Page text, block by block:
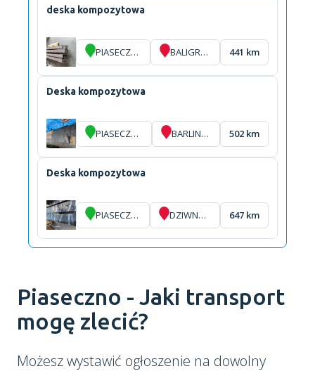
deska kompozytowa
PIASECZNO BALIGRÓD 441 km
Deska kompozytowa
PIASECZNO BARLINEK 502 km
Deska kompozytowa
PIASECZNO DZIWNÓW 647 km
Piaseczno - Jaki transport
mogę zlecić?
Możesz wystawić ogłoszenie na dowolny